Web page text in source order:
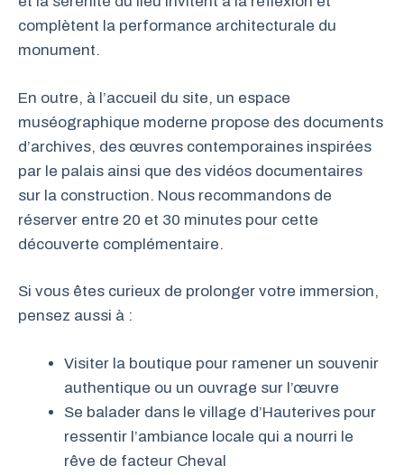
complètent la performance architecturale du
monument.
En outre, à l’accueil du site, un espace
muséographique moderne propose des documents
d’archives, des œuvres contemporaines inspirées
par le palais ainsi que des vidéos documentaires
sur la construction. Nous recommandons de
réserver entre 20 et 30 minutes pour cette
découverte complémentaire.
Si vous êtes curieux de prolonger votre immersion,
pensez aussi à :
Visiter la boutique pour ramener un souvenir
authentique ou un ouvrage sur l’œuvre
Se balader dans le village d’Hauterives pour
ressentir l’ambiance locale qui a nourri le
rêve de facteur Cheval